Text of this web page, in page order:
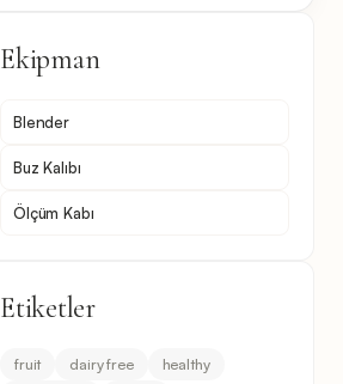
Ekipman
Blender
Buz Kalıbı
Ölçüm Kabı
Etiketler
fruit dairy free
healthy